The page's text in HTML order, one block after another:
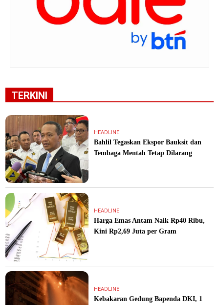
TERKINI
HEADLINE
Bahlil Tegaskan Ekspor Bauksit dan
Tembaga Mentah Tetap Dilarang
HEADLINE
Harga Emas Antam Naik Rp40 Ribu,
Kini Rp2,69 Juta per Gram
HEADLINE
Kebakaran Gedung Bapenda DKI, 1